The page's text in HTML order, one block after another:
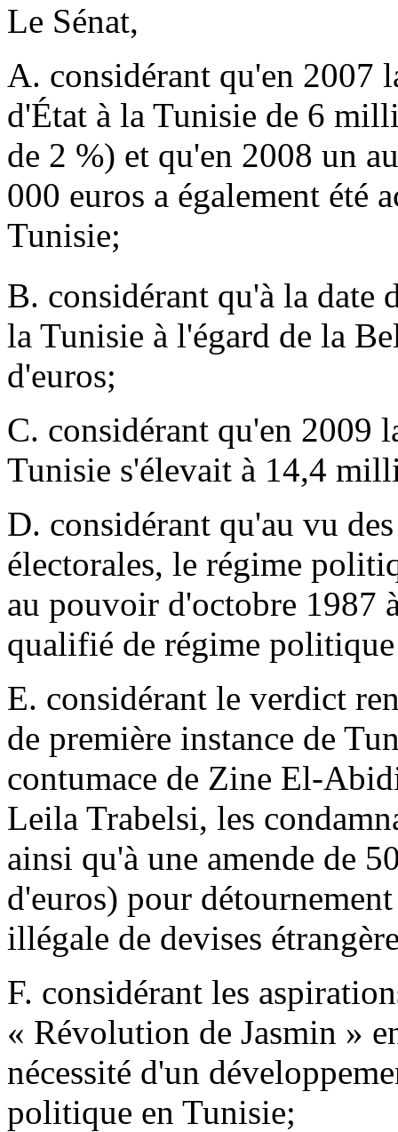
Le Sénat,
A. considérant qu'en 2007
d'État à la Tunisie de 6
de 2 %) et qu'en 2008 un
000 euros a également été
Tunisie;
B. considérant qu'à la date
la Tunisie à l'égard de la
d'euros;
C. considérant qu'en 2009
Tunisie s'élevait à 14,4
D. considérant qu'au vu
électorales, le régime
au pouvoir d'octobre 1987
qualifié de régime
E. considérant le verdict
de première instance de
contumace de Zine El-
Leila Trabelsi, les
ainsi qu'à une amende de
d'euros) pour
illégale de devises
F. considérant les
« Révolution de Jasmin »
nécessité d'un
politique en Tunisie;